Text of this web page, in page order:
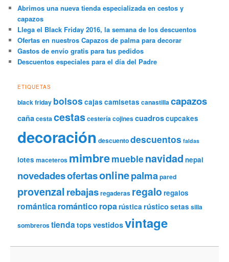
Abrimos una nueva tienda especializada en cestos y
capazos
Llega el Black Friday 2016, la semana de los descuentos
Ofertas en nuestros Capazos de palma para decorar
Gastos de envío gratis para tus pedidos
Descuentos especiales para el día del Padre
ETIQUETAS
black friday bolsos cajas camisetas canastillacapazos
cañacestacestascesteríacojinescuadroscupcakes
decoración descuentodescuentos faldas
lotes maceteros mimbremueblenavidad nepal
novedadesofertasonlinepalmapared
provenzalrebajasregaderas regalo regalos
romántica románticoroparústica rústicosetas silla
sombrerostienda tops vestidosvintage